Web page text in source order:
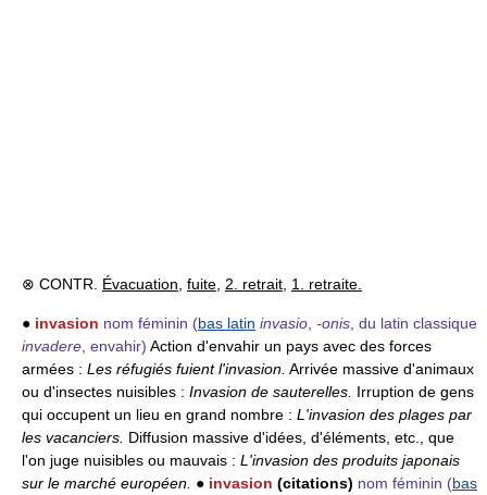
⊗ CONTR. Évacuation fuite 2. retrait 1. retraite.
● invasion nom féminin (bas latin invasio -onis , du latin classique
invadere , envahir) Action d'envahir un pays avec des forces
armées : Les réfugiés fuient l'invasion. Arrivée massive d'animaux
ou d'insectes nuisibles : Invasion de sauterelles. Irruption de gens
qui occupent un lieu en grand nombre : L'invasion des plages par
les vacanciers. Diffusion massive d'idées, d'éléments, etc., que
l'on juge nuisibles ou mauvais : L'invasion des produits japonais
sur le marché européen. ● invasion (citations) nom féminin (bas